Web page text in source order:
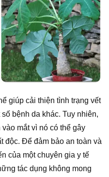
giúp cải thiện tình trạng vết
bệnh da khác. Tuy nhiên,
mắt vì nó có thể gây
độc. Để đảm bảo an toàn và
của một chuyên gia y tế
tác dụng không mong